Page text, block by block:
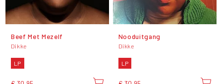
Beef Met Mezelf
Dikke
LP
Nooduitgang
Dikke
LP